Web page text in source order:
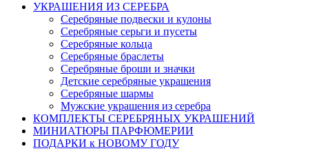
УКРАШЕНИЯ ИЗ СЕРЕБРА
Серебряные подвески и кулоны
Серебряные серьги и пусеты
Серебряные кольца
Серебряные браслеты
Серебряные броши и значки
Детские серебряные украшения
Серебряные шармы
Мужские украшения из серебра
КОМПЛЕКТЫ СЕРЕБРЯНЫХ УКРАШЕНИЙ
МИНИАТЮРЫ ПАРФЮМЕРИИ
ПОДАРКИ к НОВОМУ ГОДУ